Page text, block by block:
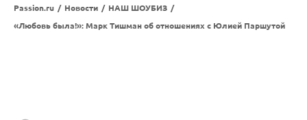
Passion.ru / Новости / НАШ ШОУБИЗ /
«Любовь была!»: Марк Тишман об отношениях с Юлией Паршутой